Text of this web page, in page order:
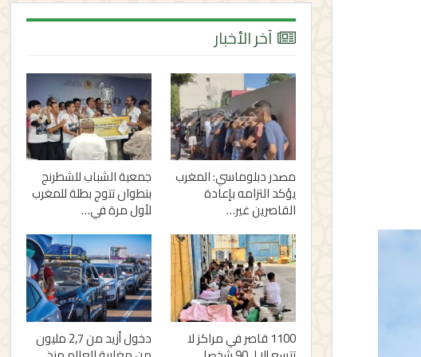
آخر الأخبار
مصدر دبلوماسي: المغرب
يؤكد التزامه بإعادة
القاصرين غير…
جمعية الشباب للشطرنج
بتطوان تتوج بطلة للمغرب
لأول مرة في…
1100 قاصر في مراكز لا دخول أزيد من 2,7 مليون